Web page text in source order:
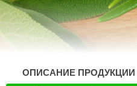
ОПИСАНИЕ ПРОДУКЦИИ